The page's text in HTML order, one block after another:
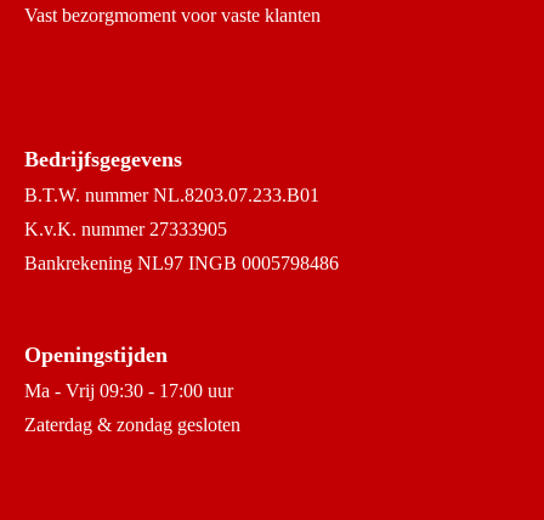
Vast bezorgmoment voor vaste klanten
Bedrijfsgegevens
B.T.W. nummer NL.8203.07.233.B01
K.v.K. nummer 27333905
Bankrekening NL97 INGB 0005798486
Openingstijden
Ma - Vrij 09:30 - 17:00 uur
Zaterdag & zondag gesloten